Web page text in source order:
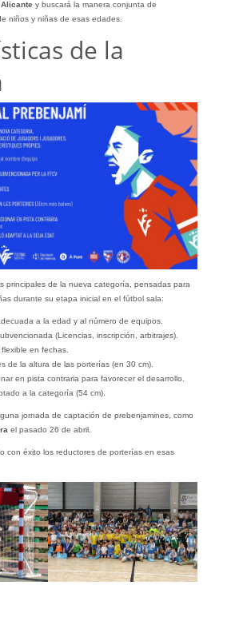
Alicantey buscará la manera conjunta de
niños y niñas de esas edades.
de la
principales de la nueva categoría, pensadas para
durante su etapa inicial en el fútbol sala:
a la edad y al número de equipos.
(Licencias, inscripción, arbitrajes).
en fechas.
de la altura de las porterías (en 30 cm).
en pista contraria para favorecer el desarrollo.
a la categoría (54 cm).
jornada de captación de prebenjamines, como
el pasado 26 de abril.
con éxito los reductores de porterías en esas